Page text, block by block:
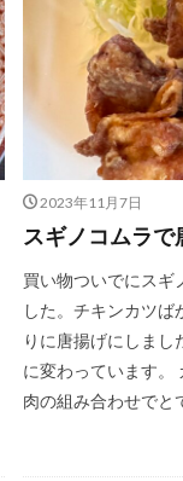
2023年11月7日
スギノコムラで
買い物ついでにスギ
した。チキンカツ
りに唐揚げにしま
に変わっています。
肉の組み合わせでと